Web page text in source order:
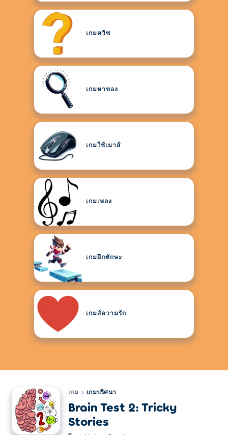
เกมควิซ
เกมหาของ
เกมใช้เมาส์
เกมเพลง
เกมฝึกทักษะ
เกมส์ความรัก
เกม เกมปริศนา
Brain Test 2: Tricky
Stories